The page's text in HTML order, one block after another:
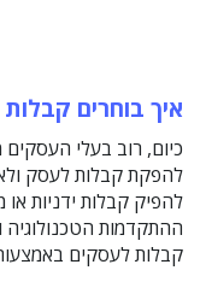
איך בוחרים
כיום, רוב בעלי
להפקת קבלות לעסק
להפיק קבלות ידניות
ההתקדמות הטכנולוגיה
קבלות לעסקים